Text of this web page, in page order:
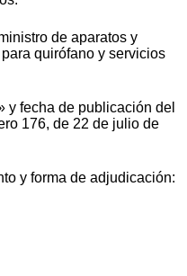
de aparatos y
quirófano y servicios
y fecha de publicación del
176, de 22 de julio de
y forma de adjudicación: